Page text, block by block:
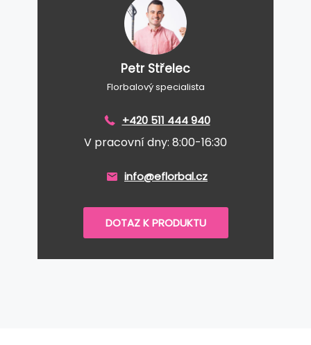
Petr Střelec
Florbalový specialista
+420 511 444 940
V pracovní dny: 8:00-16:30
info@eflorbal.cz
DOTAZ K PRODUKTU